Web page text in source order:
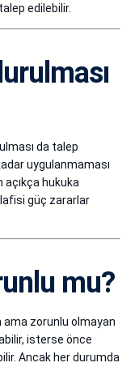
talep edilebilir.
da talep
uygulanmaması
açıkça hukuka
güç zararlar
mu?
ama zorunlu olmayan
isterse önce
Ancak her durumda